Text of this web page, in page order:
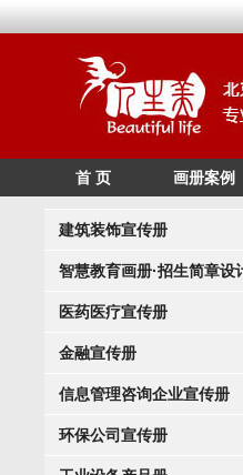
首 页 画册案例
建筑装饰宣传册
智慧教育画册·招生简章设
医药医疗宣传册
金融宣传册
信息管理咨询企业宣传册
环保公司宣传册